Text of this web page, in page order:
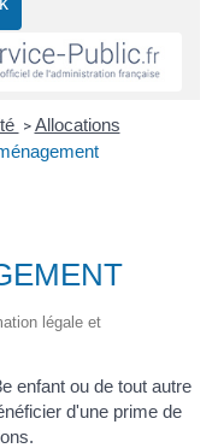
> Allocations
légale et
e enfant ou de tout autre
d'une prime de